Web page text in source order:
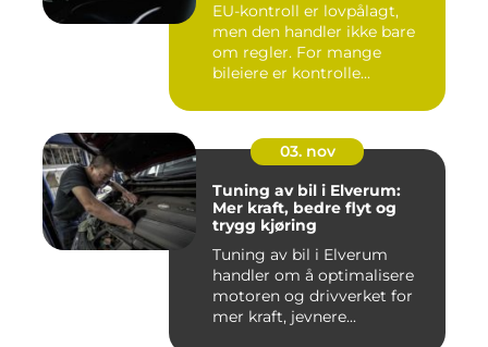
EU-kontroll er lovpålagt,
men den handler ikke bare
om regler. For mange
bileiere er kontrolle...
03. nov
Tuning av bil i Elverum:
Mer kraft, bedre flyt og
trygg kjøring
Tuning av bil i Elverum
handler om å optimalisere
motoren og drivverket for
mer kraft, jevnere...